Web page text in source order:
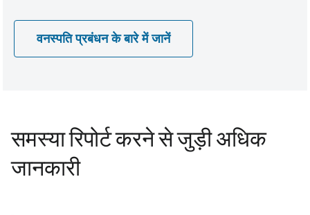
वनस्पति प्रबंधन के बारे में जानें
समस्या रिपोर्ट करने से जुड़ी अधिक
जानकारी